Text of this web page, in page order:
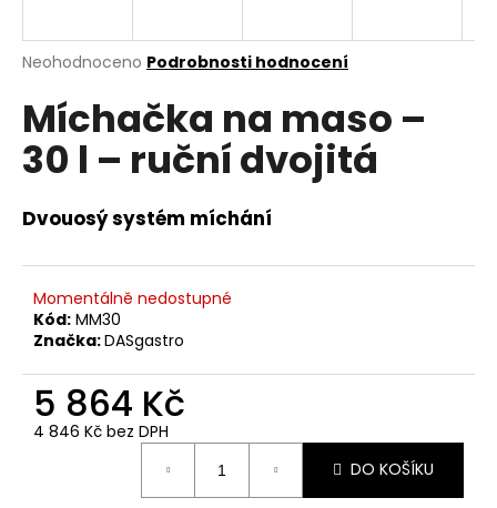
Průměrné
produktu
je
0,0
z
hvězdiček.
Neohodnoceno Podrobnosti hodnocení
Míchačka na maso –
30 l – ruční dvojitá
Dvouosý systém míchání
Momentálně nedostupné
Kód: MM30
Značka:DASgastro
5 864 Kč
4 846 Kč bez DPH
DO KOŠÍKU
j
t
?
D
o
p
o